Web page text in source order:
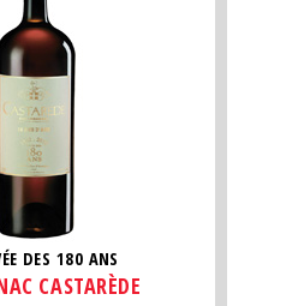
DES 180 ANS
CASTARÈDE